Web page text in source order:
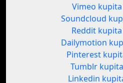
Vimeo
Soundcloud
Reddit
Dailymotion
Pinterest
Tumblr
Linkedin